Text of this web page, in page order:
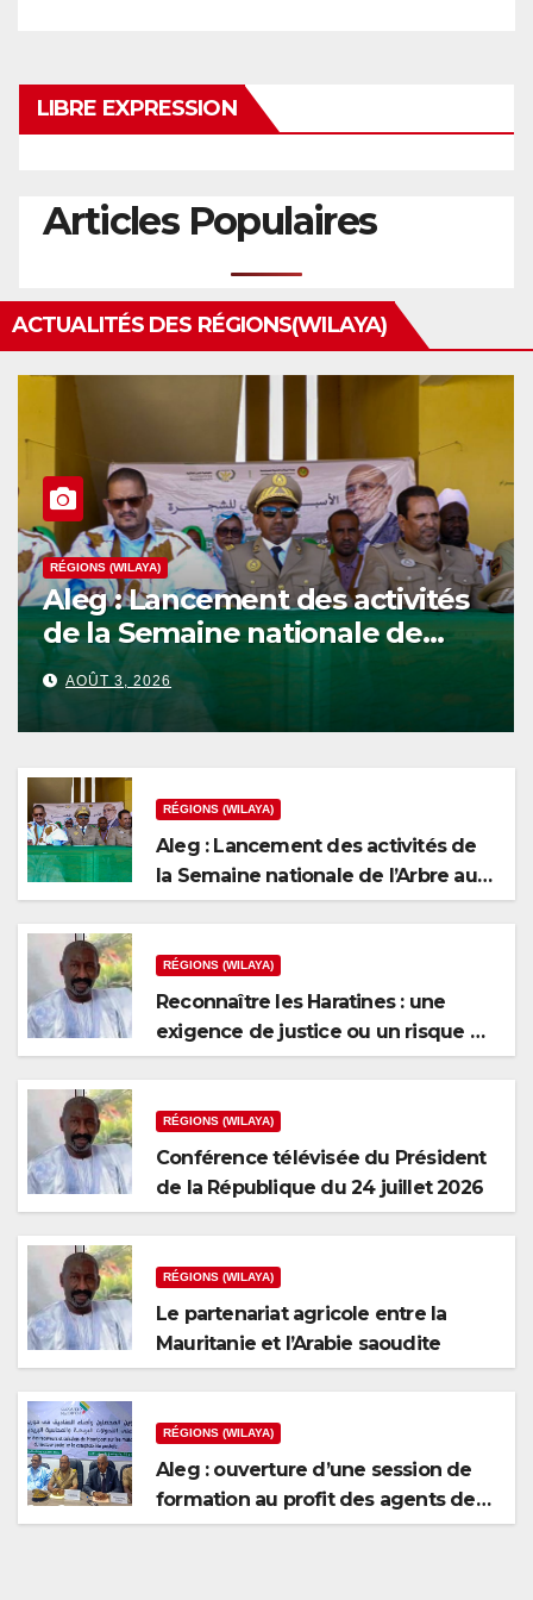
LIBRE EXPRESSION
Articles Populaires
ACTUALITÉS DES RÉGIONS(WILAYA)
RÉGIONS (WILAYA)
Aleg : Lancement des activités
de la Semaine nationale de
l’Arbre au niveau de la wilaya
du Brakna
AOÛT 3, 2026
RÉGIONS (WILAYA)
Aleg : Lancement des activités de
la Semaine nationale de l’Arbre au
niveau de la wilaya du Brakna
RÉGIONS (WILAYA)
Reconnaître les Haratines : une
exigence de justice ou un risque de
fragmentation nationale ?
RÉGIONS (WILAYA)
Conférence télévisée du Président
de la République du 24 juillet 2026
RÉGIONS (WILAYA)
Le partenariat agricole entre la
Mauritanie et l’Arabie saoudite
RÉGIONS (WILAYA)
Aleg : ouverture d’une session de
formation au profit des agents de
recouvrement et des caissiers de